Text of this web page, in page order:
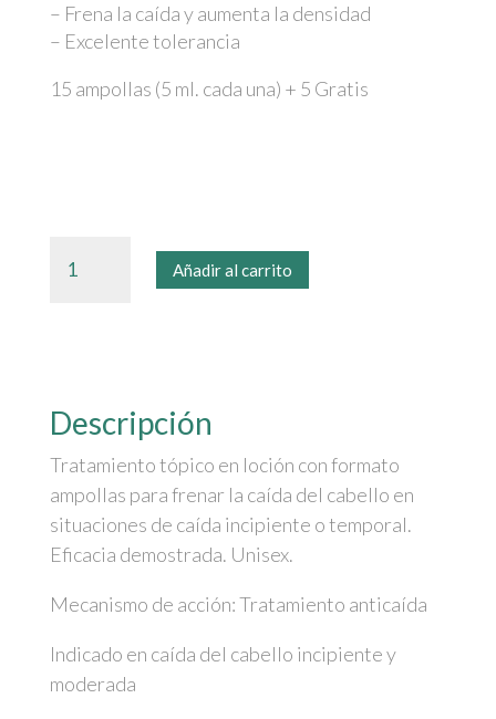
– Frena la caída y aumenta la densidad
– Excelente tolerancia
15 ampollas (5 ml. cada una) + 5 Gratis
anticaída
Añadir al carrito
Descripción
Tratamiento tópico en loción con formato
ampollas para frenar la caída del cabello en
situaciones de caída incipiente o temporal.
Eficacia demostrada. Unisex.
Mecanismo de acción: Tratamiento anticaída
Indicado en caída del cabello incipiente y
moderada